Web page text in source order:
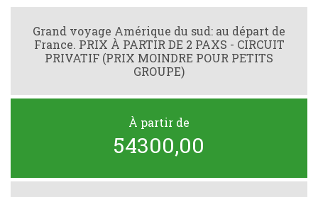
Grand voyage Amérique du sud: au départ de
France. PRIX À PARTIR DE 2 PAXS - CIRCUIT
PRIVATIF (PRIX MOINDRE POUR PETITS
GROUPE)
À partir de
54300,00